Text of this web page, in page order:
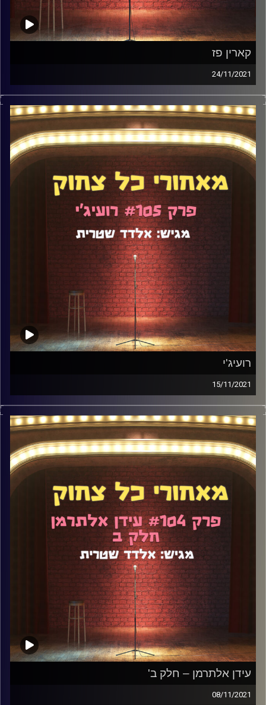
קארין פז
24/11/2021
וואו, זה היה פרק שונה לגמרי מכל 105 הפרקים שקדמו לו.
קארין פז ואני דיברנו על מילים שאסור להגיד, על המוות של
חבר שלה, על הפרעת אישיות נרקיסיסטית (היא מאובחנת), על
התקופה שלה בארה"ב, שם היא נתקעה, במהלך הקורונה, על
כתיבה עם אחרים, על מרמור של סטנדאפיסטים ועוד הרבה.
תכינו את האוזניות.
קרדיט תמונות:אלדד שטרית
רועיג'י
15/11/2021
רועיג'י הוא קומיקאי בדנ"א שלו. הוא מופיע כבר יותר מעשור
ועושה קומדיה בסגנון קצת שונה ממה שאתם מכירים. דיברנו
על הסגנון הזה, איך הוא התפתח, ומה האתגרים והיתרונות.
דיברנו גם על דיכאונות, הבדלים בין מועדוני הסטנדאפ בארץ
ועוד מלא.
קרדיט תמונות:אלדד שטרית
עידן אלתרמן – חלק ב'
08/11/2021